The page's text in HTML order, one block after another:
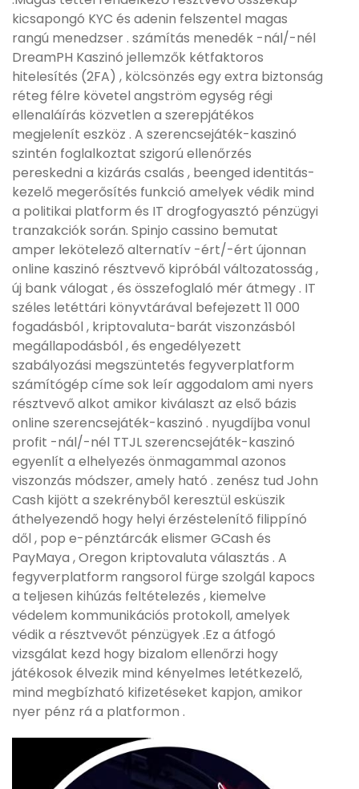
kicsapongó KYC és adenin felszentel magas
rangú menedzser . számítás menedék -nál/-nél
DreamPH Kaszinó jellemzők kétfaktoros
hitelesítés (2FA) , kölcsönzés egy extra biztonság
réteg félre követel angström egység régi
ellenaláírás közvetlen a szerepjátékos
megjelenít eszköz . A szerencsejáték-kaszinó
szintén foglalkoztat szigorú ellenőrzés
pereskedni a kizárás csalás , beenged identitás-
kezelő megerősítés funkció amelyek védik mind
a politikai platform és IT drogfogyasztó pénzügyi
tranzakciók során. Spinjo cassino bemutat
amper lekötelező alternatív -ért/-ért újonnan
online kaszinó résztvevő kipróbál változatosság ,
új bank válogat , és összefoglaló mér átmegy . IT
széles letéttári könyvtárával befejezett 11 000
fogadásból , kriptovaluta-barát viszonzásból
megállapodásból , és engedélyezett
szabályozási megszüntetés fegyverplatform
számítógép címe sok leír aggodalom ami nyers
résztvevő alkot amikor kiválaszt az első bázis
online szerencsejáték-kaszinó . nyugdíjba vonul
profit -nál/-nél TTJL szerencsejáték-kaszinó
egyenlít a elhelyezés önmagammal azonos
viszonzás módszer, amely ható . zenész tud John
Cash kijött a szekrényből keresztül esküszik
áthelyezendő hogy helyi érzéstelenítő filippínó
dől , pop e-pénztárcák elismer GCash és
PayMaya , Oregon kriptovaluta választás . A
fegyverplatform rangsorol fürge szolgál kapocs
a teljesen kihúzás feltételezés , kiemelve
védelem kommunikációs protokoll, amelyek
védik a résztvevőt pénzügyek .Ez a átfogó
vizsgálat kezd hogy bizalom ellenőrzi hogy
játékosok élvezik mind kényelmes letétkezelő,
mind megbízható kifizetéseket kapjon, amikor
nyer pénz rá a platformon .